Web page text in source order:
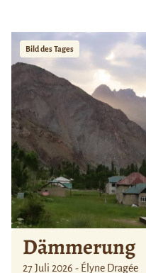
Bild des Tages
Dämmerung
27 Juli 2026 - Élyne Dragée